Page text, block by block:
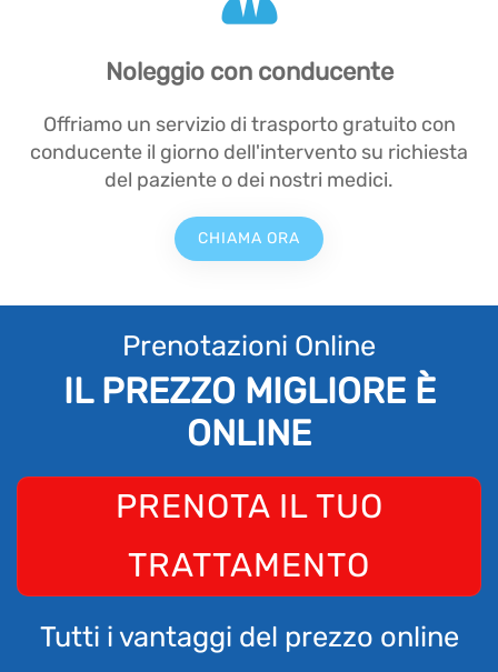
Noleggio con conducente
Offriamo un servizio di trasporto gratuito con
conducente il giorno dell'intervento su richiesta
del paziente o dei nostri medici.
CHIAMA ORA
Prenotazioni Online
IL PREZZO MIGLIORE È
ONLINE
PRENOTA IL TUO
TRATTAMENTO
Tutti i vantaggi del prezzo online